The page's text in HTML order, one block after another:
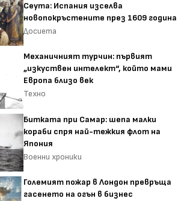
Сеута: Испания изселва
новопокръстените през 1609 година
Досиета
Механичният турчин: първият
„изкуствен интелект“, който мами
Европа близо век
Техно
Битката при Самар: шепа малки
кораби спря най-тежкия флот на
Япония
Военни хроники
Големият пожар в Лондон превръща
гасенето на огън в бизнес